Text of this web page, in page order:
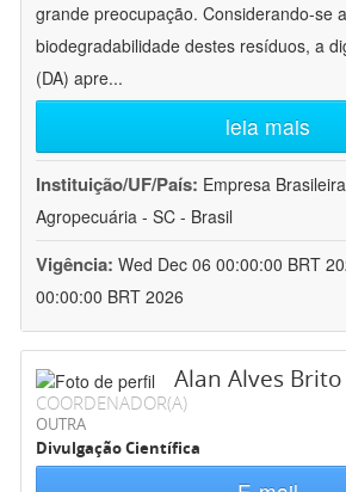
grande preocupação. Considerando-se
biodegradabilidade destes resíduos, a
(DA) apre...
leia mais
Instituição/UF/País: Empresa
Agropecuária - SC - Brasil
Vigência: Wed Dec 06 00:00:00 BRT
00:00:00 BRT 2026
Alan Alves Brito
COORDENADOR(A)
OUTRA
Divulgação Científica